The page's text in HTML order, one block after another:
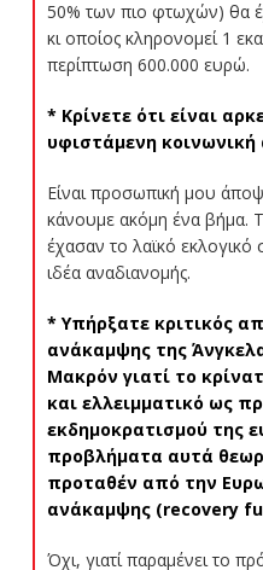
50% των πιο φτωχών) θα
κι οποίος κληρονομεί 1
περίπτωση 600.000 ευρώ.
* Κρίνετε ότι είναι
υφιστάμενη κοινωνική
Είναι προσωπική μου
κάνουμε ακόμη ένα βήμα.
έχασαν το λαϊκό εκλογικό
ιδέα αναδιανομής.
* Υπήρξατε κριτικός
ανάκαμψης της
Μακρόν γιατί το
και ελλειμματικό ως
εκδημοκρατισμού της
προβλήματα αυτά
προταθέν από την
ανάκαμψης (recovery
Όχι, γιατί παραμένει το